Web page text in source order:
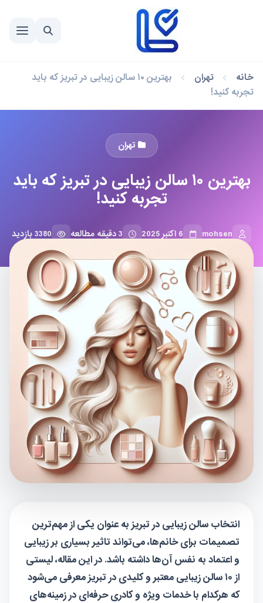
خانه تهران
بهترین ۱۰ سالن زیبایی در تبریز که باید
تجربه کنید!
تهران
بهترین ۱۰ سالن زیبایی در تبریز که باید
تجربه کنید!
mohsen 6 اکتبر 2025 3 دقیقه مطالعه 3380 بازدید
انتخاب سالن زیبایی در تبریز به عنوان یکی از مهم‌ترین
تصمیمات برای خانم‌ها، می‌تواند تاثیر بسیاری بر زیبایی
و اعتماد به نفس آن‌ها داشته باشد. در این مقاله، لیستی
از ۱۰ سالن زیبایی معتبر و کلیدی در تبریز معرفی می‌شود
که هرکدام با خدمات ویژه و کادری حرفه‌ای در زمینه‌های